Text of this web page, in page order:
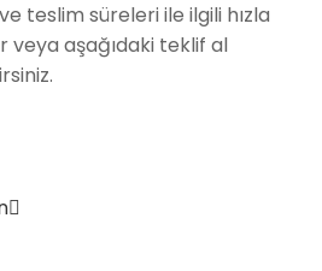
teslim süreleri ile ilgili hızla
veya aşağıdaki teklif al